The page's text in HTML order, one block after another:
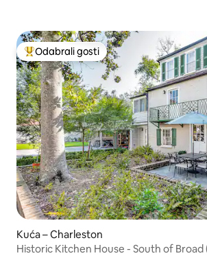
Među najviše rangiranima s oznakom
Odabrali gosti
Kuća – Charleston
Historic Kitchen House - South of